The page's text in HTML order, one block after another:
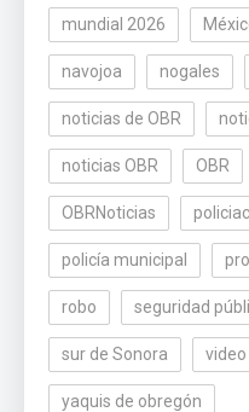
mundial 2026
navojoa nogales
noticias de OBR
noticias OBR OBR
OBRNoticias
policía municipal
robo seguridad
sur de Sonora video
yaquis de obregón